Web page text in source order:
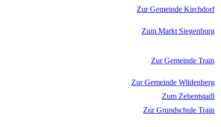
Zur Gemeinde Kirchdorf
Zum Markt Siegenburg
Zur Gemeinde Train
Zur Gemeinde Wildenberg
Zum Zehentstadl
Zur Grundschule Train